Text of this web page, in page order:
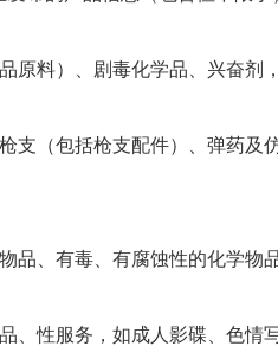
原料）、剧毒化学品、兴奋剂
支（包括枪支配件）、弹药及
品、有毒、有腐蚀性的化学物
、性服务，如成人影碟、色情